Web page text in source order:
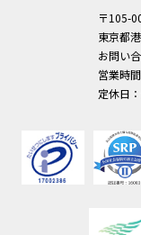
〒105-
東京都
お問い
営業時
定休日